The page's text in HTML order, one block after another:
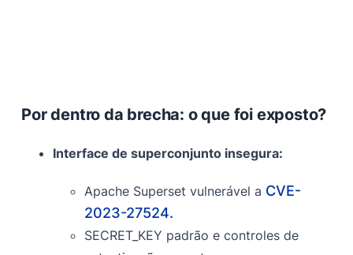
Por dentro da brecha: o que foi exposto?
Interface de superconjunto insegura:
Apache Superset vulnerável a CVE-
2023-27524.
SECRET_KEY padrão e controles de